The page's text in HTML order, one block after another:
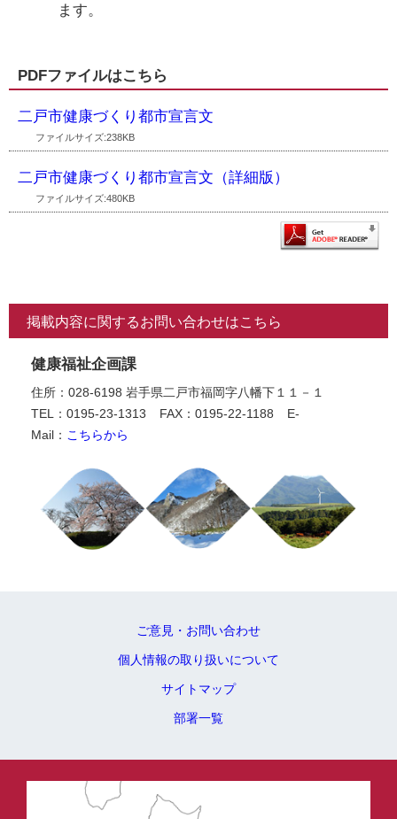
ます。
PDFファイルはこちら
二戸市健康づくり都市宣言文
ファイルサイズ:238KB
二戸市健康づくり都市宣言文（詳細版）
ファイルサイズ:480KB
掲載内容に関するお問い合わせはこちら
健康福祉企画課
住所：028-6198 岩手県二戸市福岡字八幡下１１－１
TEL：0195-23-1313
FAX：0195-22-1188
E-
Mail： こちらから
ご意見・お問い合わせ
個人情報の取り扱いについて
サイトマップ
部署一覧